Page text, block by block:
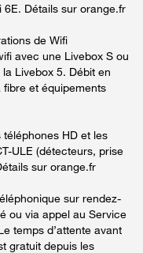
Détails sur orange.fr
de Wifi
avec une Livebox S ou
Livebox 5. Débit en
fibre et équipements
HD et les
ULE (détecteurs, prise
sur orange.fr
sur rendez-
ou via appel au Service
temps d’attente avant
gratuit depuis les